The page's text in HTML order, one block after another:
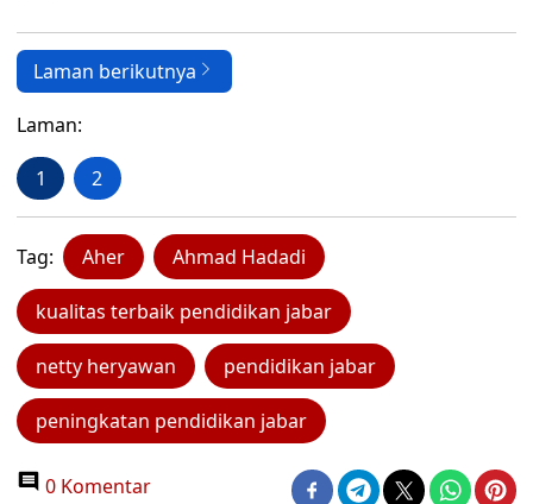
Laman berikutnya
Laman:
1 2
Tag: Aher Ahmad Hadadi
kualitas terbaik pendidikan jabar
netty heryawan pendidikan jabar
peningkatan pendidikan jabar
0 Komentar